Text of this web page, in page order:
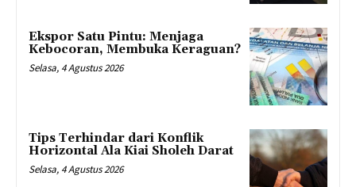
Ekspor Satu Pintu: Menjaga
Kebocoran, Membuka Keraguan?
Selasa, 4 Agustus 2026
Tips Terhindar dari Konflik
Horizontal Ala Kiai Sholeh Darat
Selasa, 4 Agustus 2026